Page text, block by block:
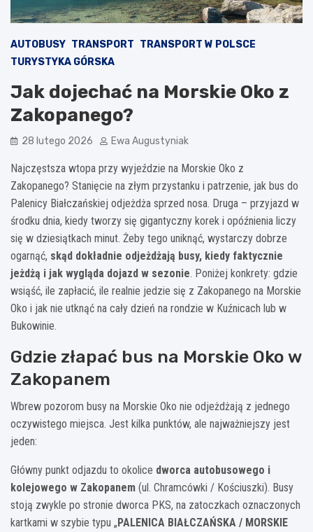
AUTOBUSY TRANSPORT TRANSPORT W POLSCE
TURYSTYKA GÓRSKA
Jak dojechać na Morskie Oko z
Zakopanego?
28 lutego 2026 Ewa Augustyniak
Najczęstsza wtopa przy wyjeździe na Morskie Oko z
Zakopanego? Stanięcie na złym przystanku i patrzenie, jak bus do
Palenicy Białczańskiej odjeżdża sprzed nosa. Druga – przyjazd w
środku dnia, kiedy tworzy się gigantyczny korek i opóźnienia liczy
się w dziesiątkach minut. Żeby tego uniknąć, wystarczy dobrze
ogarnąć, skąd dokładnie odjeżdżają busy, kiedy faktycznie
jeżdżą i jak wygląda dojazd w sezonie. Poniżej konkrety: gdzie
wsiąść, ile zapłacić, ile realnie jedzie się z Zakopanego na Morskie
Oko i jak nie utknąć na cały dzień na rondzie w Kuźnicach lub w
Bukowinie.
Gdzie złapać bus na Morskie Oko w
Zakopanem
Wbrew pozorom busy na Morskie Oko nie odjeżdżają z jednego
oczywistego miejsca. Jest kilka punktów, ale najważniejszy jest
jeden:
Główny punkt odjazdu to okolice dworca autobusowego i
kolejowego w Zakopanem (ul. Chramcówki / Kościuszki). Busy
stoją zwykle po stronie dworca PKS, na zatoczkach oznaczonych
kartkami w szybie typu „PALENICA BIAŁCZAŃSKA / MORSKIE